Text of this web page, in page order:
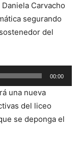
Carvacho
segurando
del
00:00
una nueva
del liceo
se deponga el